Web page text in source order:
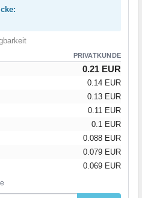
PRIVATKUNDE
0.21 EUR
0.14 EUR
0.13 EUR
0.11 EUR
0.1 EUR
0.088 EUR
0.079 EUR
0.069 EUR